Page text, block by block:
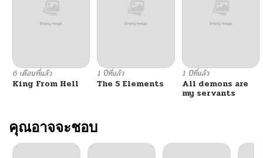
6 เดือนที่แล้ว
King From Hell
1 ปีที่แล้ว
The 5 Elements
1 ปีที่แล้ว
All demons are
my servants
คุณอาจจะชอบ